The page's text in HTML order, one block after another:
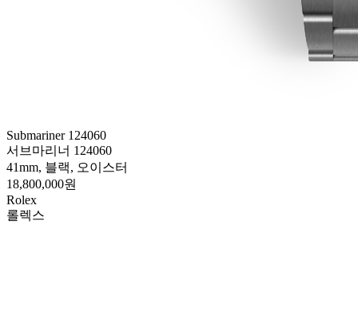
Submariner 124060
서브마리너 124060
41mm, 블랙, 오이스터
18,800,000원
Rolex
롤렉스